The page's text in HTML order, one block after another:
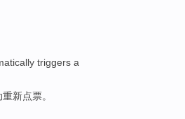
triggers a
重新点票。